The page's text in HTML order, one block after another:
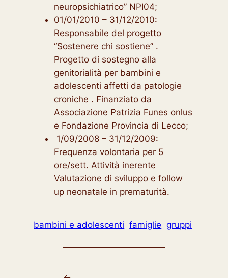
neuropsichiatrico” NPI04;
01/01/2010 – 31/12/2010:
Responsabile del progetto
“Sostenere chi sostiene” .
Progetto di sostegno alla
genitorialità per bambini e
adolescenti affetti da patologie
croniche . Finanziato da
Associazione Patrizia Funes onlus
e Fondazione Provincia di Lecco;
1/09/2008 – 31/12/2009:
Frequenza volontaria per 5
ore/sett. Attività inerente
Valutazione di sviluppo e follow
up neonatale in prematurità.
bambini e adolescenti famiglie gruppi